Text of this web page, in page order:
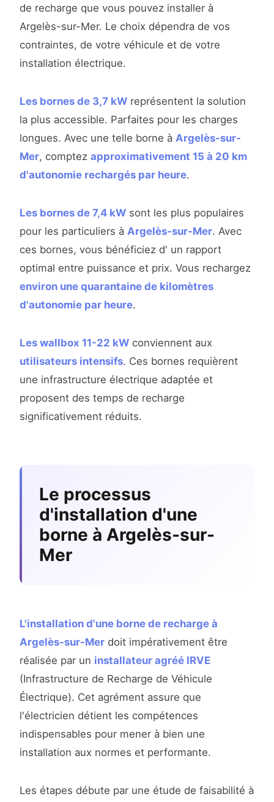
de recharge que vous pouvez installer à
Argelès-sur-Mer. Le choix dépendra de vos
contraintes, de votre véhicule et de votre
installation électrique.
Les bornes de 3,7 kW représentent la solution
la plus accessible. Parfaites pour les charges
longues. Avec une telle borne à Argelès-sur-
Mer, comptez approximativement 15 à 20 km
d'autonomie rechargés par heure.
Les bornes de 7,4 kW sont les plus populaires
pour les particuliers à Argelès-sur-Mer. Avec
ces bornes, vous bénéficiez d' un rapport
optimal entre puissance et prix. Vous rechargez
environ une quarantaine de kilomètres
d'autonomie par heure.
Les wallbox 11-22 kW conviennent aux
utilisateurs intensifs. Ces bornes requièrent
une infrastructure électrique adaptée et
proposent des temps de recharge
significativement réduits.
Le processus
d'installation d'une
borne à Argelès-sur-
Mer
L'installation d'une borne de recharge à
Argelès-sur-Mer doit impérativement être
réalisée par un installateur agréé IRVE
(Infrastructure de Recharge de Véhicule
Électrique). Cet agrément assure que
l'électricien détient les compétences
indispensables pour mener à bien une
installation aux normes et performante.
Les étapes débute par une étude de faisabilité à